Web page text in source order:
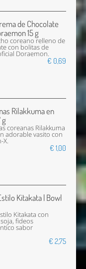
de Chocolate
15 g
coreano relleno de
con bolitas de
Doraemon.
€ 0,69
Rilakkuma en
g
coreanas Rilakkuma
adorable vasito con
X.
€ 1,00
Kitakata | Bowl
Kitakata con
fideos
sabor
€ 2,75